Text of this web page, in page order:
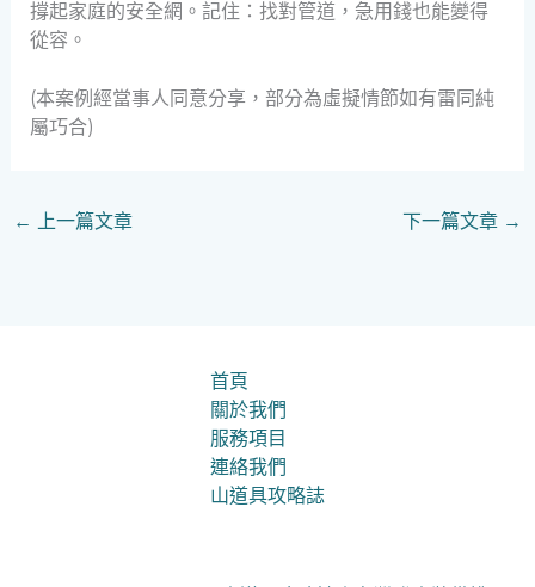
撐起家庭的安全網。記住：找對管道，急用錢也能變得
從容。
(本案例經當事人同意分享，部分為虛擬情節如有雷同純
屬巧合)
← 上一篇文章 下一篇文章 →
首頁
關於我們
服務項目
連絡我們
山道具攻略誌